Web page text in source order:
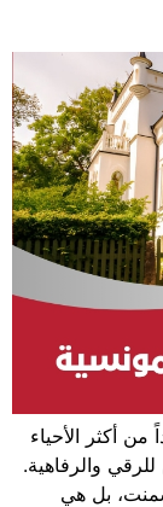
أكثر الأحياء
والرفاهية.
بل هي